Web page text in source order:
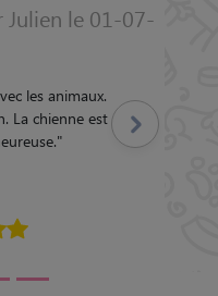
Julien le 01-07-
les animaux.
La chienne est
"
Suivant